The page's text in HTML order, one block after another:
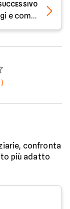
Prestiti Flessibili: cosa sono, vantaggi e come ottenerli
confronta
più adatto